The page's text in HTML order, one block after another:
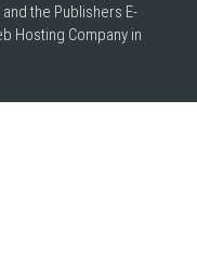
the Publishers E-
Hosting Company in